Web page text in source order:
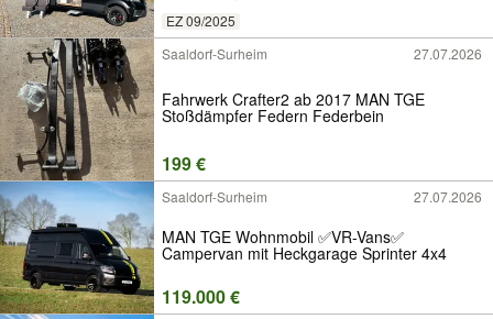
EZ 09/2025
Saaldorf-Surheim
27.07.2026
Fahrwerk Crafter2 ab 2017 MAN TGE
Stoßdämpfer Federn Federbein
199 €
Saaldorf-Surheim 27.07.2026
MAN TGE Wohnmobil ✅VR-Vans✅
Campervan mit Heckgarage Sprinter 4x4
119.000 €